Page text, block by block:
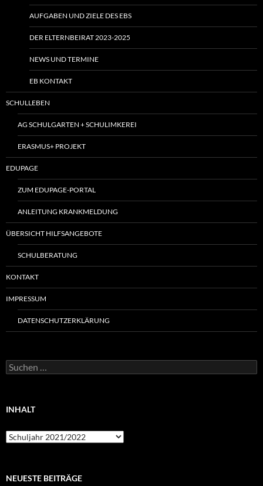
AUFGABEN UND ZIELE DES EBS
DER ELTERNBEIRAT 2023-2025
NEWS UND TERMINE
EB KONTAKT
SCHULLEBEN
AG SCHULGARTEN + SCHULIMKEREI
ERASMUS+ PROJEKT
EDUPAGE
ZUM EDUPAGE-PORTAL
ANLEITUNG KRANKMELDUNG
ÜBERSICHT HILFSANGEBOTE
SCHULBERATUNG
KONTAKT
IMPRESSUM
DATENSCHUTZERKLÄRUNG
Suchen
nach:
INHALT
Inhalt
NEUESTE BEITRÄGE